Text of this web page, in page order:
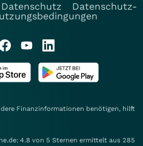
Datenschutz
Datenschutz-
Finanzinformationen benötigen, hilft
4.8 von 5 Sternen ermittelt aus 285